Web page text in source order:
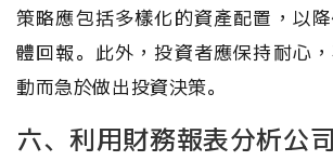
策略應包括多樣化的資產配置，以
體回報。此外，投資者應保持耐心
動而急於做出投資決策。
六、利用財務報表分析公